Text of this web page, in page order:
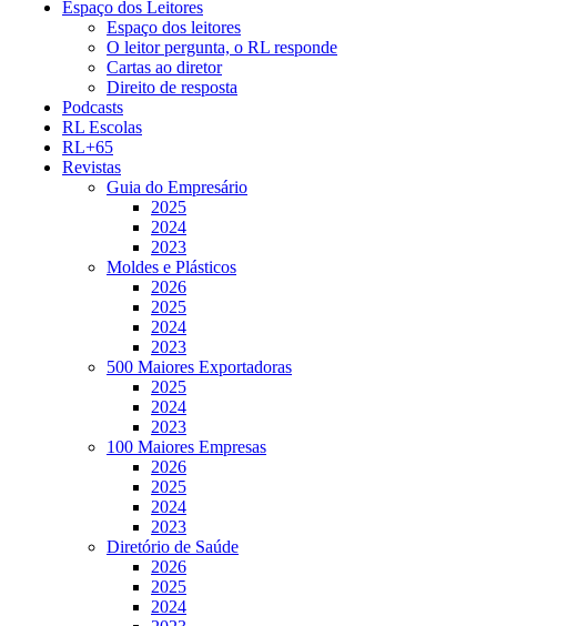
Espaço dos Leitores
Espaço dos leitores
O leitor pergunta, o RL responde
Cartas ao diretor
Direito de resposta
Podcasts
RL Escolas
RL+65
Revistas
Guia do Empresário
2025
2024
2023
Moldes e Plásticos
2026
2025
2024
2023
500 Maiores Exportadoras
2025
2024
2023
100 Maiores Empresas
2026
2025
2024
2023
Diretório de Saúde
2026
2025
2024